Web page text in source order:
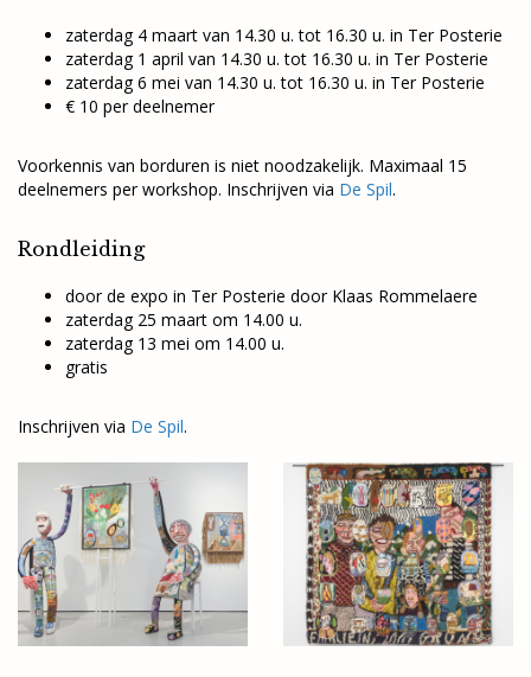
zaterdag 4 maart van 14.30 u. tot 16.30 u. in Ter Posterie
zaterdag 1 april van 14.30 u. tot 16.30 u. in Ter Posterie
zaterdag 6 mei van 14.30 u. tot 16.30 u. in Ter Posterie
€ 10 per deelnemer
Voorkennis van borduren is niet noodzakelijk. Maximaal 15
deelnemers per workshop. Inschrijven via De Spil.
Rondleiding
door de expo in Ter Posterie door Klaas Rommelaere
zaterdag 25 maart om 14.00 u.
zaterdag 13 mei om 14.00 u.
gratis
Inschrijven via De Spil.